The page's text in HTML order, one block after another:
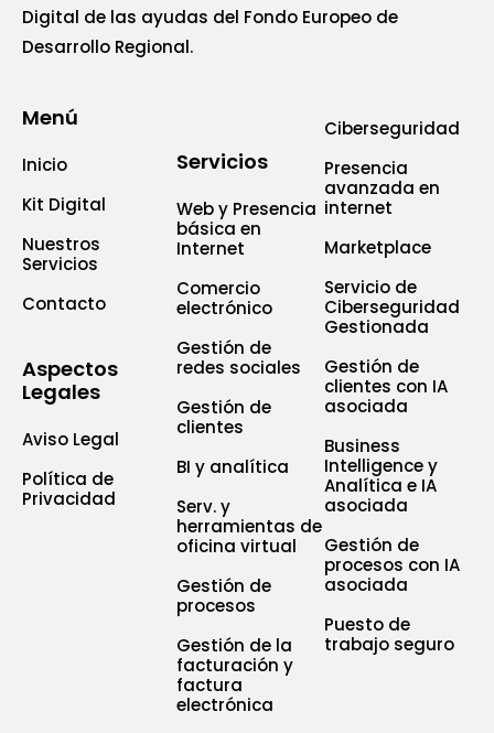
Digital de las ayudas del Fondo Europeo de
Desarrollo Regional.
Menú
Inicio
Kit Digital
Nuestros
Servicios
Contacto
Aspectos
Legales
Aviso Legal
Política de
Privacidad
Servicios
Web y Presencia
básica en
Internet
Comercio
electrónico
Gestión de
redes sociales
Gestión de
clientes
BI y analítica
Serv. y
herramientas de
oficina virtual
Gestión de
procesos
Gestión de la
facturación y
factura
electrónica
Ciberseguridad
Presencia
avanzada en
internet
Marketplace
Servicio de
Ciberseguridad
Gestionada
Gestión de
clientes con IA
asociada
Business
Intelligence y
Analítica e IA
asociada
Gestión de
procesos con IA
asociada
Puesto de
trabajo seguro